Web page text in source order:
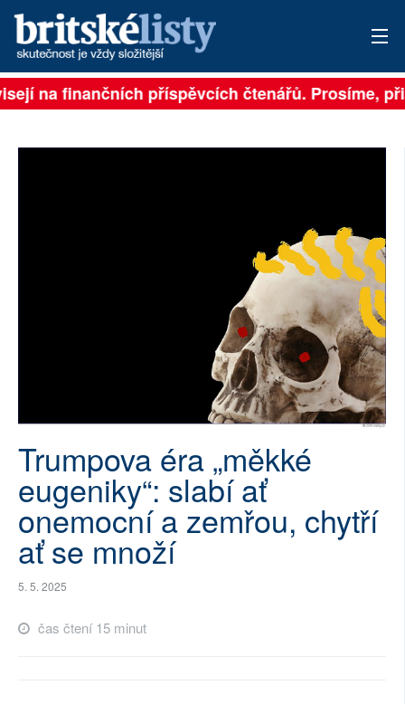
PŘIHLÁSIT
SOCIÁLNÍ SÍTĚ
RUBRIKY
PLNÁ VERZE STRÁNEK
na finančních příspěvcích čtenářů. Prosíme,
Trumpova éra „měkké
eugeniky“: slabí ať
onemocní a zemřou, chytří
ať se množí
5. 5. 2025
čas čtení 15 minut